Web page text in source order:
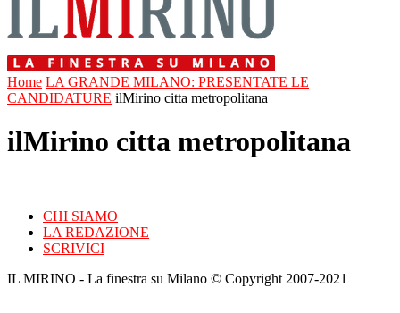
Home LA GRANDE MILANO: PRESENTATE LE
CANDIDATURE ilMirino citta metropolitana
ilMirino citta metropolitana
CHI SIAMO
LA REDAZIONE
SCRIVICI
IL MIRINO - La finestra su Milano © Copyright 2007-2021